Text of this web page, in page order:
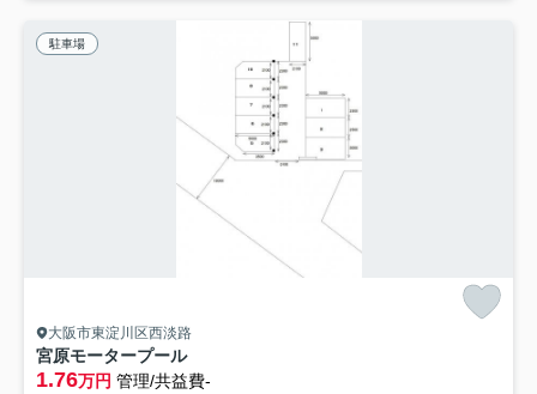
駐車場
大阪市東淀川区西淡路
宮原モータープール
1.76万円 管理/共益費-